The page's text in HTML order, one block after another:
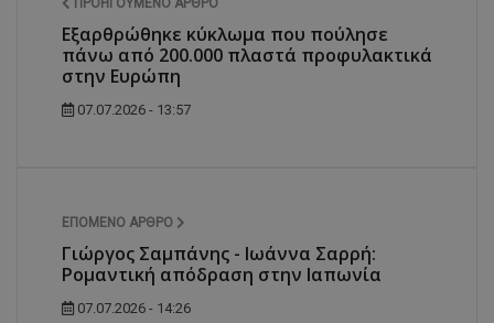
ΠΡΟΗΓΟΎΜΕΝΟ ΆΡΘΡΟ
Εξαρθρώθηκε κύκλωμα που πούλησε
πάνω από 200.000 πλαστά προφυλακτικά
στην Ευρώπη
07.07.2026 - 13:57
ΕΠΌΜΕΝΟ ΆΡΘΡΟ
Γιώργος Σαμπάνης - Ιωάννα Σαρρή:
Ρομαντική απόδραση στην Ιαπωνία
07.07.2026 - 14:26